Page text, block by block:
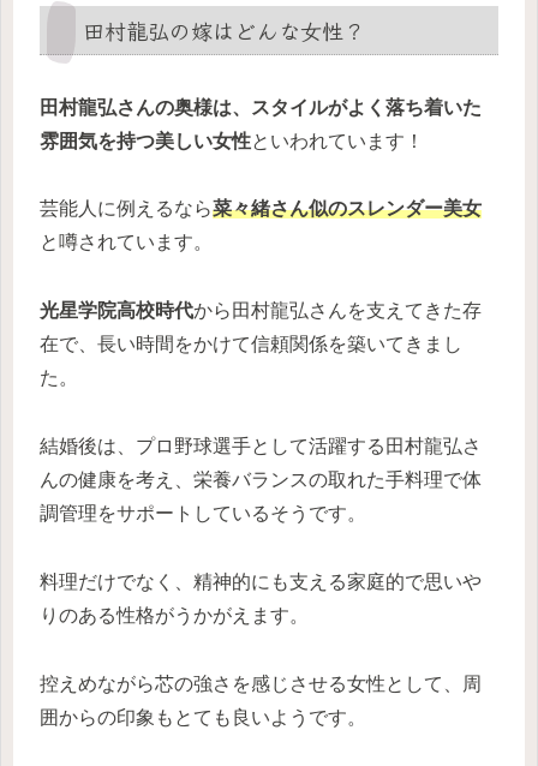
田村龍弘の嫁はどんな女性？
田村龍弘さんの奥様は、スタイルがよく落ち着いた
雰囲気を持つ美しい女性といわれています！
芸能人に例えるなら菜々緒さん似のスレンダー美女
と噂されています。
光星学院高校時代から田村龍弘さんを支えてきた存
在で、長い時間をかけて信頼関係を築いてきまし
た。
結婚後は、プロ野球選手として活躍する田村龍弘さ
んの健康を考え、栄養バランスの取れた手料理で体
調管理をサポートしているそうです。
料理だけでなく、精神的にも支える家庭的で思いや
りのある性格がうかがえます。
控えめながら芯の強さを感じさせる女性として、周
囲からの印象もとても良いようです。